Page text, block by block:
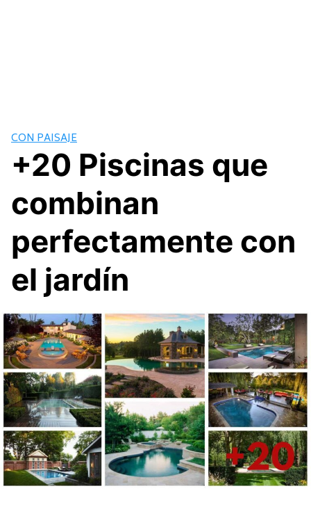
CON PAISAJE
+20 Piscinas que
combinan
perfectamente con
el jardín